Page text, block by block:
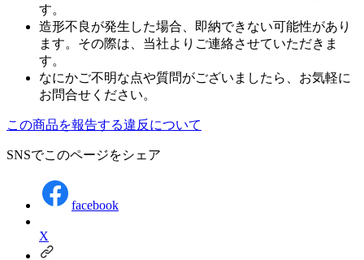
す。
造形不良が発生した場合、即納できない可能性があり
ます。その際は、当社よりご連絡させていただきま
す。
なにかご不明な点や質問がございましたら、お気軽に
お問合せください。
この商品を報告する違反について
SNSでこのページをシェア
facebook
X